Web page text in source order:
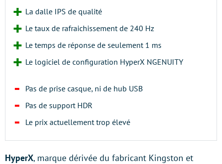
La dalle IPS de qualité
Le taux de rafraichissement de 240 Hz
Le temps de réponse de seulement 1 ms
Le logiciel de configuration HyperX NGENUITY
Pas de prise casque, ni de hub USB
Pas de support HDR
Le prix actuellement trop élevé
HyperX, marque dérivée du fabricant Kingston et